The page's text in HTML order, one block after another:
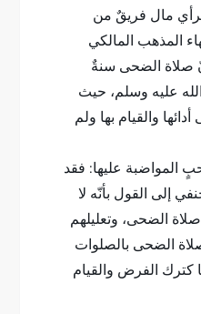
مال فريقٌ من
المذهب المالكي
صلاة الضحى سنةٌ
عليه وسلم، حيث
والقيام بها ولم
المواضبة عليها: فقد
إلى القول بأنّه لا
الضحى، وتعليلهم
الضحى بالصلوات
كترك الفرض والقيام